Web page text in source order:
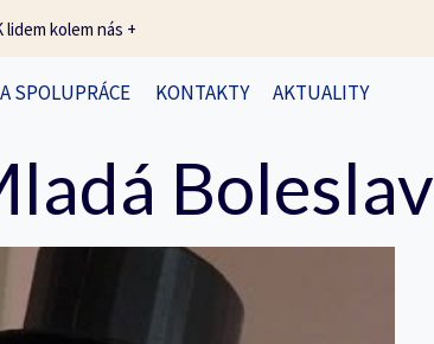
kolem nás +
SPOLUPRÁCE KONTAKTY AKTUALITY
Boleslav